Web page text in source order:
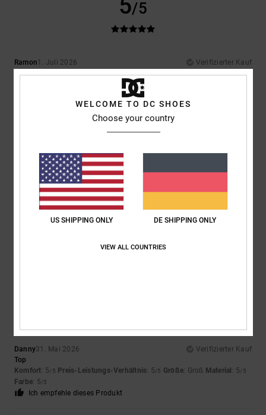
5/5
Ramon1. Juli 2026
Verifizierter Kauf
Sehr schöner sneaker
Preis-Leistungs-Verhältnis
Ich empfehle dieses Produkt
18. Juni 2026
Ein toller Schuh, der sich fantastisch laufen lässt
Original anzeigen - Dutch
Danny31. Mai 2026
Verifizierter Kauf
Top
Komfort: 5/5 Preis-Leistungs-Verhältnis: 5/5 Größe: Groß Material : 5/5
Farbe: 5/5
Ich empfehle dieses Produkt
WELCOME TO DC SHOES
Choose your country
US SHIPPING ONLY DE SHIPPING ONLY
VIEW ALL COUNTRIES